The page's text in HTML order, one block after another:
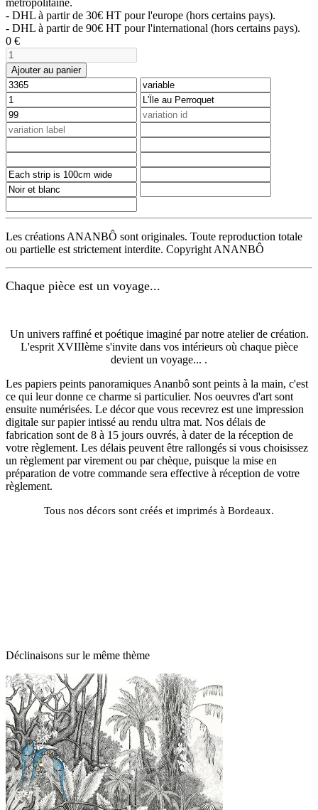
- DHL à partir de 30€ HT pour l'europe (hors certains pays).
- DHL à partir de 90€ HT pour l'international (hors certains pays).
0 €
Ajouter au panier
Les créations ANANBÔ sont originales. Toute reproduction totale
ou partielle est strictement interdite. Copyright ANANBÔ
Chaque pièce est un voyage...
Un univers raffiné et poétique imaginé par notre atelier de création.
L'esprit XVIIIème s'invite dans vos intérieurs où chaque pièce
devient un voyage... .
Les papiers peints panoramiques Ananbô sont peints à la main, c'est
ce qui leur donne ce charme si particulier. Nos oeuvres d'art sont
ensuite numérisées. Le décor que vous recevrez est une impression
digitale sur papier intissé au rendu ultra mat. Nos délais de
fabrication sont de 8 à 15 jours ouvrés, à dater de la réception de
votre règlement. Les délais peuvent être rallongés si vous choisissez
un règlement par virement ou par chèque, puisque la mise en
préparation de votre commande sera effective à réception de votre
règlement.
Tous nos décors sont créés et imprimés à Bordeaux.
Déclinaisons sur le même thème